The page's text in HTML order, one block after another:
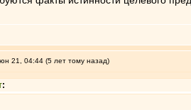
21, 04:44 (5 лет тому назад)
: